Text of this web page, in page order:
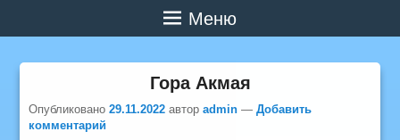
Меню
Гора Акмая
Опубликовано29.11.2022 авторadmin —Добавить
комментарий